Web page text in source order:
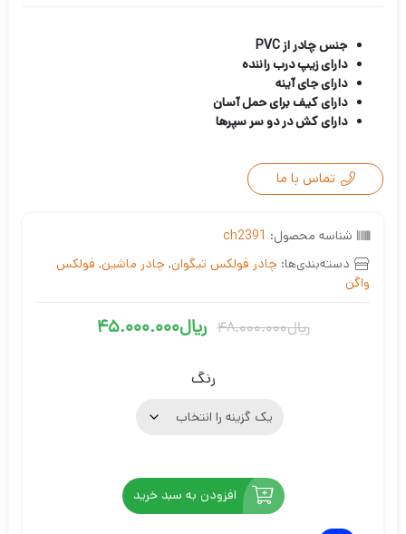
جنس چادر از PVC
دارای زیپ درب راننده
دارای جای آینه
دارای کیف برای حمل آسان
دارای کش در دو سر سپرها
تماس با ما
شناسه محصول: ch2391
دسته‌بندی‌ها: چادر فولکس تیگوان, چادر ماشین, فولکس
واگن
ریال48.000.000 قیمت
اصلی
بود.
ریال45.000.000قیمت
فعلی
است.
رنگ
افزودن به سبد خرید